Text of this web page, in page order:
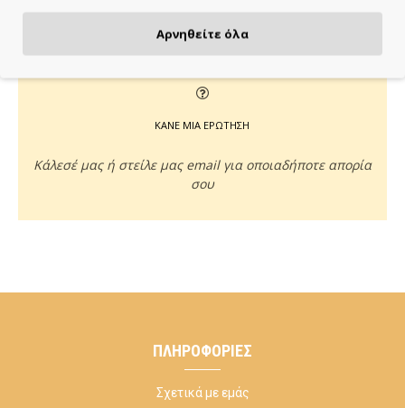
Πιστωτική/χρεωστική κάρτα, αντικαταβολή ή κατάθεση
ΚΑΝΕ ΜΙΑ ΕΡΩΤΗΣΗ
Κάλεσέ μας ή στείλε μας email για οποιαδήποτε απορία
σου
ΠΛΗΡΟΦΟΡΊΕΣ
Σχετικά με εμάς
Αρνηθείτε όλα